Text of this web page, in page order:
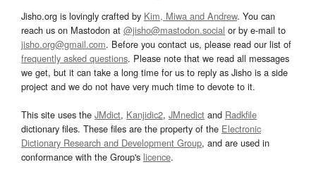
Jisho.org is lovingly crafted by Kim, Miwa and Andrew. You can
reach us on Mastodon at @jisho@mastodon.social or by e-mail to
jisho.org@gmail.com. Before you contact us, please read our list of
frequently asked questions. Please note that we read all messages
we get, but it can take a long time for us to reply as Jisho is a side
project and we do not have very much time to devote to it.
This site uses the JMdict, Kanjidic2, JMnedict and Radkfile
dictionary files. These files are the property of the Electronic
Dictionary Research and Development Group, and are used in
conformance with the Group's licence.